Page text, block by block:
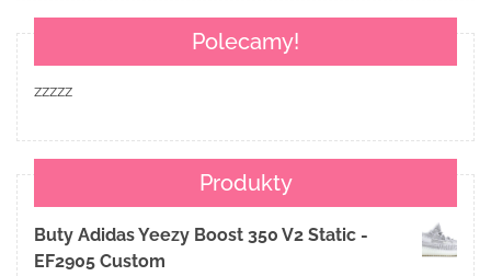
Polecamy!
zzzzz
Produkty
Buty Adidas Yeezy Boost 350 V2 Static -
EF2905 Custom